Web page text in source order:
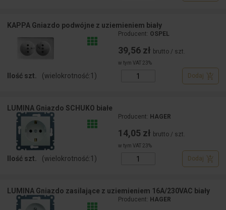
KAPPA Gniazdo podwójne z uziemieniem biały
Producent: OSPEL
39,56 zł brutto / szt.
w tym VAT 23%
Ilość szt. (wielokrotność:1 ) Dodaj
LUMINA Gniazdo SCHUKO białe
Producent: HAGER
14,05 zł brutto / szt.
w tym VAT 23%
Ilość szt. (wielokrotność:1 ) Dodaj
LUMINA Gniazdo zasilające z uziemieniem 16A/230VAC biały
Producent: HAGER